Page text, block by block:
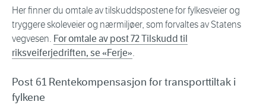
Her finner du omtale av tilskuddspostene for fylkesveier og
tryggere skoleveier og nærmiljøer, som forvaltes av Statens
vegvesen. For omtale av post 72 Tilskudd til
riksveiferjedriften, se «Ferje».
Post 61 Rentekompensasjon for transporttiltak i
fylkene